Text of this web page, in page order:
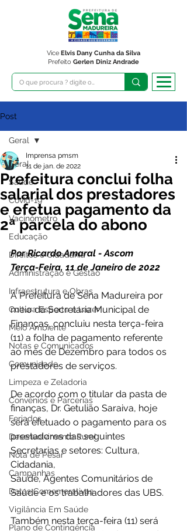
Prefeito Gerlen Diniz Andrade
Vice Elvis Dany Cunha da Silva
Post
Geral
Saúde
Covid-19
Vacinômetro
Educação
Direitos e Cidadania
Administração e Gestão
Infraestrutura e Obras
Cultura Esporte e Lazer
Meio Ambiente
Notas e Comunicados
Comunidade
Limpeza e Zeladoria
Convênios e Parcerias
Feriados
Desenvolvimento Rural
Nota de Pesar
Campanhas
Datas Comemorativas
Vigilância Em Saúde
Plano de Contingência
Geral
Prefeitura conclui folha
salarial dos prestadores
e efetua pagamento da
2ª parcela do abono
Imprensa pmsm
11 de jan. de 2022
Por Ricardo Amaral - Ascom
Terça-Feira, 11 de Janeiro de 2022
A Prefeitura de Sena Madureira por
meio da Secretaria Municipal de
Finanças, concluiu nesta terça-feira
(11) a folha de pagamento referente
ao mês de Dezembro para todos os
prestadores de serviços.
De acordo com o titular da pasta de
finanças, Dr. Getulião Saraiva, hoje
será efetuado o pagamento para os
prestadores das seguintes
Secretarias e setores: Cultura,
Cidadania,
Saúde, Agentes Comunitários de
Saúde e os trabalhadores das UBS.
Também nesta terça-feira (11) será